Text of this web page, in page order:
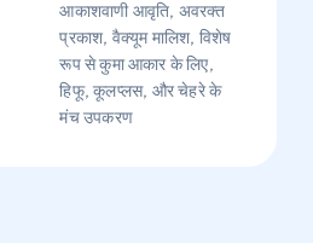
आकाशवाणी आवृति, अवरक्त
प्रकाश, वैक्यूम मालिश, विशेष
रूप से कुमा आकार के लिए,
हिफू, कूलप्लस, और चेहरे के
मंच उपकरण